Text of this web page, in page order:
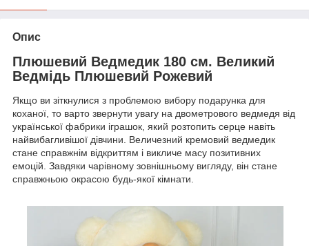
Опис
Плюшевий Ведмедик 180 см. Великий
Ведмідь Плюшевий Рожевий
Якщо ви зіткнулися з проблемою вибору подарунка для
коханої, то варто звернути увагу на двометрового ведмедя від
української фабрики іграшок, який розтопить серце навіть
найвибагливішої дівчини. Величезний кремовий ведмедик
стане справжнім відкриттям і викличе масу позитивних
емоцій. Завдяки чарівному зовнішньому вигляду, він стане
справжньою окрасою будь-якої кімнати.